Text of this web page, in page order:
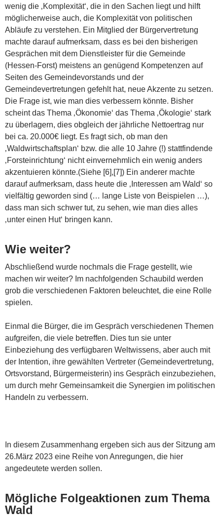
wenig die ‚Komplexität‘, die in den Sachen liegt und hilft
möglicherweise auch, die Komplexität von politischen
Abläufe zu verstehen. Ein Mitglied der Bürgervertretung
machte darauf aufmerksam, dass es bei den bisherigen
Gesprächen mit dem Dienstleister für die Gemeinde
(Hessen-Forst) meistens an genügend Kompetenzen auf
Seiten des Gemeindevorstands und der
Gemeindevertretungen gefehlt hat, neue Akzente zu setzen.
Die Frage ist, wie man dies verbessern könnte. Bisher
scheint das Thema ‚Ökonomie‘ das Thema ‚Ökologie‘ stark
zu überlagern, dies obgleich der jährliche Nettoertrag nur
bei ca. 20.000€ liegt. Es fragt sich, ob man den
‚Waldwirtschaftsplan‘ bzw. die alle 10 Jahre (!) stattfindende
‚Forsteinrichtung‘ nicht einvernehmlich ein wenig anders
akzentuieren könnte.(Siehe [6],[7]) Ein anderer machte
darauf aufmerksam, dass heute die ‚Interessen am Wald‘ so
vielfältig geworden sind (… lange Liste von Beispielen …),
dass man sich schwer tut, zu sehen, wie man dies alles
‚unter einen Hut‘ bringen kann.
Wie weiter?
Abschließend wurde nochmals die Frage gestellt, wie
machen wir weiter? Im nachfolgenden Schaubild werden
grob die verschiedenen Faktoren beleuchtet, die eine Rolle
spielen.
Einmal die Bürger, die im Gespräch verschiedenen Themen
aufgreifen, die viele betreffen. Dies tun sie unter
Einbeziehung des verfügbaren Weltwissens, aber auch mit
der Intention, ihre gewählten Vertreter (Gemeindevertretung,
Ortsvorstand, Bürgermeisterin) ins Gespräch einzubeziehen,
um durch mehr Gemeinsamkeit die Synergien im politischen
Handeln zu verbessern.
In diesem Zusammenhang ergeben sich aus der Sitzung am
26.März 2023 eine Reihe von Anregungen, die hier
angedeutete werden sollen.
Mögliche Folgeaktionen zum Thema
Wald